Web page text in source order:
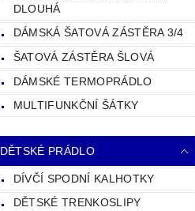
DLOUHÁ
DÁMSKÁ ŠATOVÁ ZÁSTĚRA 3/4
ŠATOVÁ ZÁSTĚRA ŠLOVÁ
DÁMSKÉ TERMOPRÁDLO
MULTIFUNKČNÍ ŠÁTKY
DĚTSKÉ PRÁDLO
DÍVČÍ SPODNÍ KALHOTKY
DĚTSKÉ TRENKOSLIPY